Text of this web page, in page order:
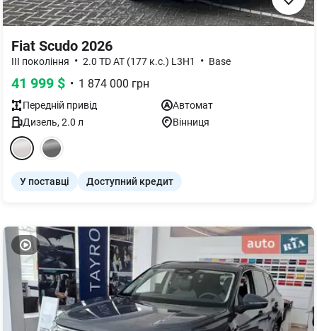
Fiat Scudo 2026
III покоління • 2.0 TD AT (177 к.с.) L3H1 • Base
41 999 $ • 1 874 000 грн
Передній привід
Автомат
Дизель, 2.0 л Вінниця
У поставці Доступний кредит